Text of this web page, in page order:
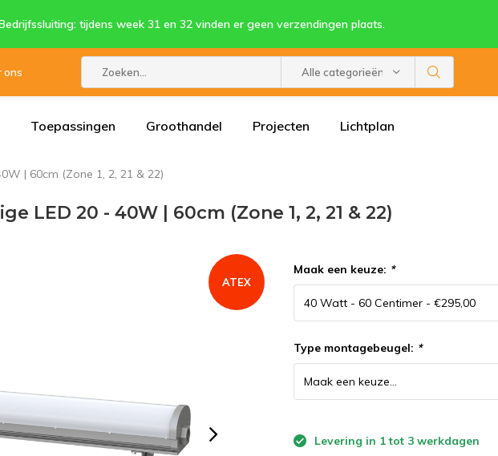
ons Alle categorieën
tijdens week 31 en 32 vinden er geen verzendingen plaats.
Toepassingen Groothandel Projecten Lichtplan
| 60cm (Zone 1, 2, 21 & 22)
LED 20 - 40W | 60cm (Zone 1, 2, 21 & 22)
ATEX
Maak een keuze: *
Type montagebeugel: *
Levering in 1 tot 3 werkdagen